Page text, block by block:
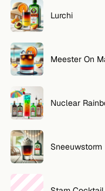
Lurchi
Meester On
Nuclear
Sneeuwstorm